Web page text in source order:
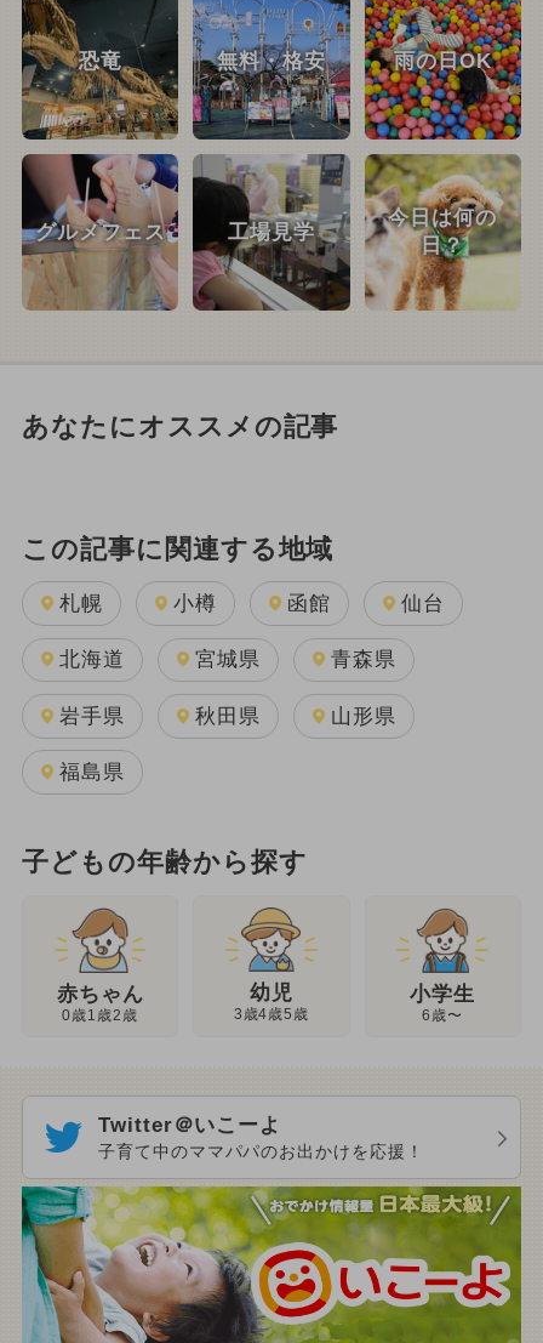
恐竜 無料・格安 雨の日OK
グルメフェス 工場見学
今日は何の
日？
あなたにオススメの記事
この記事に関連する地域
札幌 小樽 函館 仙台
北海道 宮城県 青森県
岩手県 秋田県 山形県
福島県
子どもの年齢から探す
赤ちゃん
0歳1歳2歳
幼児
3歳4歳5歳
小学生
6歳〜
Twitter＠いこーよ
子育て中のママパパのお出かけを応援！